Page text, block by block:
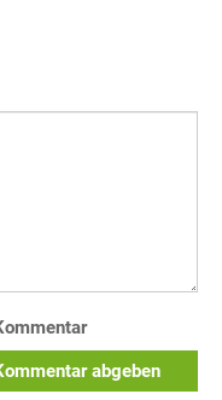
abgeben